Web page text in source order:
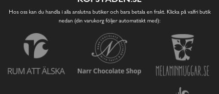
Hos oss kan du handla i alla anslutna butiker och bara betala en frakt. Klicka på valfri butik
nedan (din varukorg följer automatiskt med):